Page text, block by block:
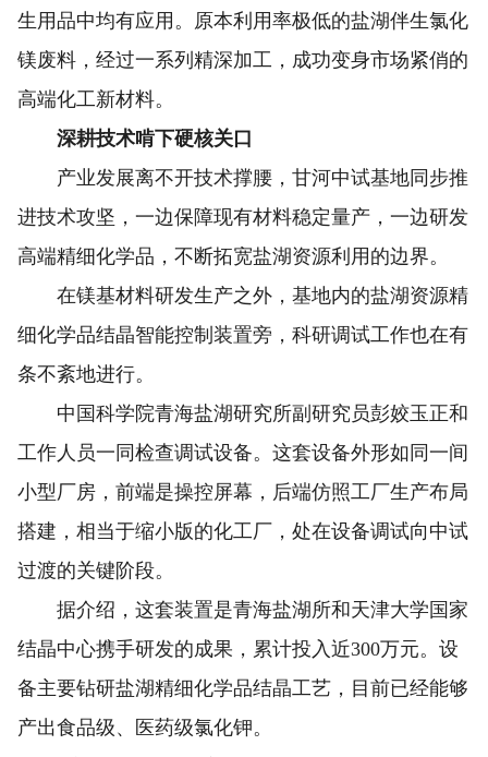
生用品中均有应用。原本利用率极低的盐湖伴生氯化
镁废料，经过一系列精深加工，成功变身市场紧俏的
高端化工新材料。
深耕技术啃下硬核关口
产业发展离不开技术撑腰，甘河中试基地同步推
进技术攻坚，一边保障现有材料稳定量产，一边研发
高端精细化学品，不断拓宽盐湖资源利用的边界。
在镁基材料研发生产之外，基地内的盐湖资源精
细化学品结晶智能控制装置旁，科研调试工作也在有
条不紊地进行。
中国科学院青海盐湖研究所副研究员彭姣玉正和
工作人员一同检查调试设备。这套设备外形如同一间
小型厂房，前端是操控屏幕，后端仿照工厂生产布局
搭建，相当于缩小版的化工厂，处在设备调试向中试
过渡的关键阶段。
据介绍，这套装置是青海盐湖所和天津大学国家
结晶中心携手研发的成果，累计投入近300万元。设
备主要钻研盐湖精细化学品结晶工艺，目前已经能够
产出食品级、医药级氯化钾。